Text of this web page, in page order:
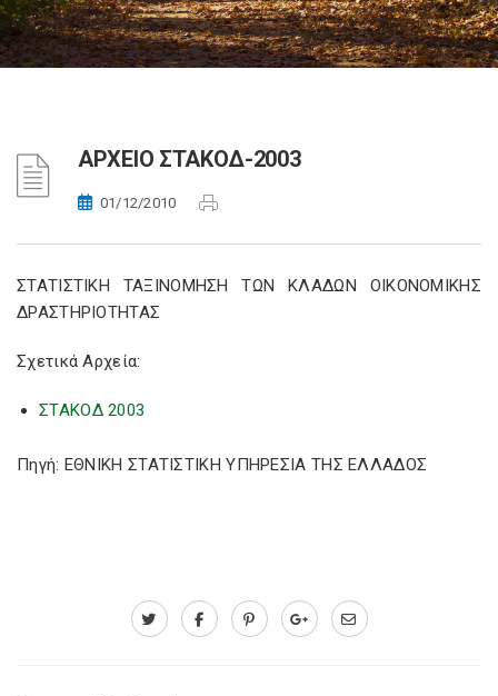
ΑΡΧΕΙΟ ΣΤΑΚΟΔ-2003
01/12/2010
ΣΤΑΤΙΣΤΙΚΗ ΤΑΞΙΝΟΜΗΣΗ ΤΩΝ ΚΛΑΔΩΝ ΟΙΚΟΝΟΜΙΚΗΣ
ΔΡΑΣΤΗΡΙΟΤΗΤΑΣ
Σχετικά Αρχεία:
ΣΤΑΚΟΔ 2003
Πηγή: ΕΘΝΙΚΗ ΣΤΑΤΙΣΤΙΚΗ ΥΠΗΡΕΣΙΑ ΤΗΣ ΕΛΛΑΔΟΣ